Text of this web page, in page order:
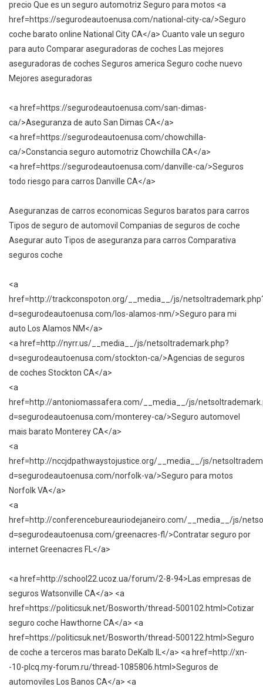
precio Que es un seguro automotriz Seguro para motos <a
href=https://segurodeautoenusa.com/national-city-ca/>Seguro
coche barato online National City CA</a> Cuanto vale un seguro
para auto Comparar aseguradoras de coches Las mejores
aseguradoras de coches Seguros america Seguro coche nuevo
Mejores aseguradoras
<a href=https://segurodeautoenusa.com/san-dimas-
ca/>Aseguranza de auto San Dimas CA</a>
<a href=https://segurodeautoenusa.com/chowchilla-
ca/>Constancia seguro automotriz Chowchilla CA</a>
<a href=https://segurodeautoenusa.com/danville-ca/>Seguros
todo riesgo para carros Danville CA</a>
Aseguranzas de carros economicas Seguros baratos para carros
Tipos de seguro de automovil Companias de seguros de coche
Asegurar auto Tipos de aseguranza para carros Comparativa
seguros coche
<a
href=http://trackconspoton.org/__media__/js/
d=segurodeautoenusa.com/los-alamos-nm/>Seguro para mi
auto Los Alamos NM</a>
<a href=http://nyrr.us/__media__/js/netsoltrademark.php?
d=segurodeautoenusa.com/stockton-ca/>Agencias de seguros
de coches Stockton CA</a>
<a
href=http://antoniomassafera.com/__media__/js/
d=segurodeautoenusa.com/monterey-ca/>Seguro automovel
mais barato Monterey CA</a>
<a
href=http://nccjdpathwaystojustice.org/__media__/js/
d=segurodeautoenusa.com/norfolk-va/>Seguro para motos
Norfolk VA</a>
<a
href=http://conferencebureauriodejaneiro.com/__media__/js/
d=segurodeautoenusa.com/greenacres-fl/>Contratar seguro por
internet Greenacres FL</a>
<a href=http://school22.ucoz.ua/forum/2-8-94>Las empresas de
seguros Watsonville CA</a> <a
href=https://politicsuk.net/Bosworth/thread-500102.html>Cotizar
seguro coche Hawthorne CA</a> <a
href=https://politicsuk.net/Bosworth/thread-500122.html>Seguro
de coche a terceros mas barato DeKalb IL</a> <a href=http://xn-
-10-plcq.my-forum.ru/thread-1085806.html>Seguros de
automoviles Los Banos CA</a> <a